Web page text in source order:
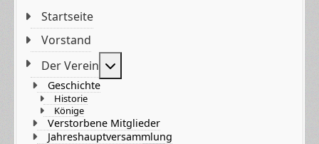
Startseite
Vorstand
Der Verein
Geschichte
Historie
Könige
Verstorbene Mitglieder
Jahreshauptversammlung